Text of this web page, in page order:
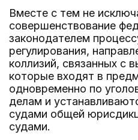
Вместе с тем не
совершенствование
законодателем
регулирования,
коллизий, связанных с
которые входят в
одновременно по
делам и
судами общей
судами.